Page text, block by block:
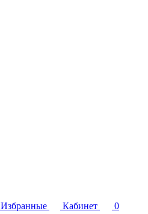
Избранные Кабинет
0